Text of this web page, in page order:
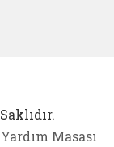
Yardım Masası